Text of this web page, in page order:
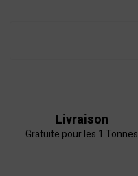
Livraison
Gratuite pour les 1 Tonnes